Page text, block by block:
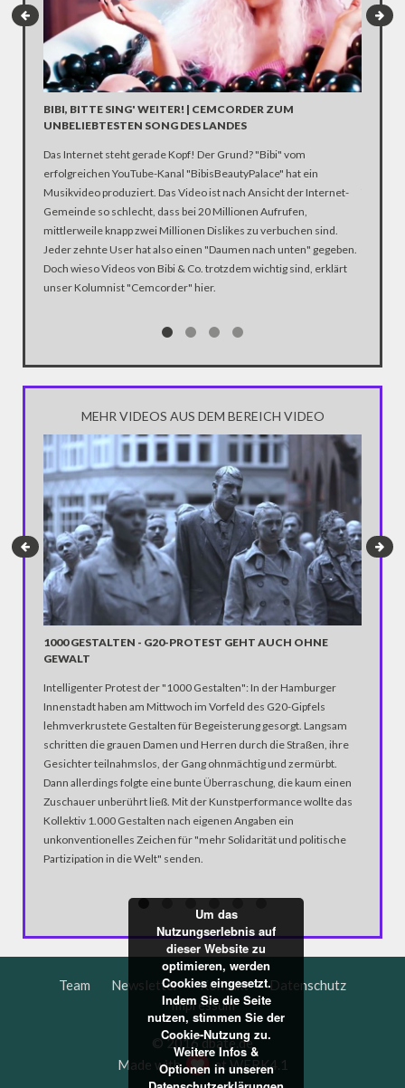
BIBI, BITTE SING' WEITER! | CEMCORDER ZUM
UNBELIEBTESTEN SONG DES LANDES
Das Internet steht gerade Kopf! Der Grund? "Bibi" vom
erfolgreichen YouTube-Kanal "BibisBeautyPalace" hat ein
Musikvideo produziert. Das Video ist nach Ansicht der Internet-
Gemeinde so schlecht, dass bei 20 Millionen Aufrufen,
mittlerweile knapp zwei Millionen Dislikes zu verbuchen sind.
Jeder zehnte User hat also einen "Daumen nach unten" gegeben.
Doch wieso Videos von Bibi & Co. trotzdem wichtig sind, erklärt
unser Kolumnist "Cemcorder" hier.
MEHR VIDEOS AUS DEM BEREICH VIDEO
1000 GESTALTEN - G20-PROTEST GEHT AUCH OHNE
GEWALT
Intelligenter Protest der "1000 Gestalten": In der Hamburger
Innenstadt haben am Mittwoch im Vorfeld des G20-Gipfels
lehmverkrustete Gestalten für Begeisterung gesorgt. Langsam
schritten die grauen Damen und Herren durch die Straßen, ihre
Gesichter teilnahmslos, der Gang ohnmächtig und zermürbt.
Dann allerdings folgte eine bunte Überraschung, die kaum einen
Zuschauer unberührt ließ. Mit der Kunstperformance wollte das
Kollektiv 1.000 Gestalten nach eigenen Angaben ein
unkonventionelles Zeichen für "mehr Solidarität und politische
Partizipation in die Welt" senden.
Team Newsletter Kontakt
Datenschutz
Impressum
© 2016 dbate.de
Made with
atWERK4.1
Um das
Nutzungserlebnis auf
dieser Website zu
optimieren, werden
Cookies eingesetzt.
Indem Sie die Seite
nutzen, stimmen Sie der
Cookie-Nutzung zu.
Weitere Infos &
Optionen in unseren